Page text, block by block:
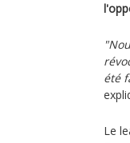
été
Le